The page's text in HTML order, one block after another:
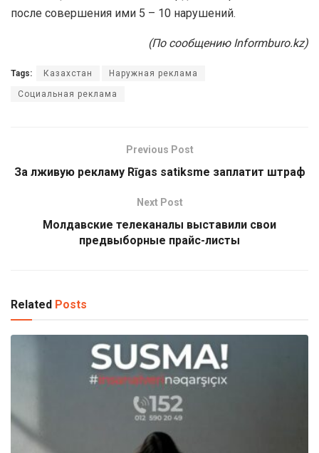
после совершения ими 5 – 10 нарушений.
(По сообщению Informburo.kz)
Tags: Казахстан Наружная реклама
Социальная реклама
Previous Post
За лживую рекламу Rīgas satiksme заплатит штраф
Next Post
Молдавские телеканалы выставили свои
предвыборные прайс-листы
Related Posts